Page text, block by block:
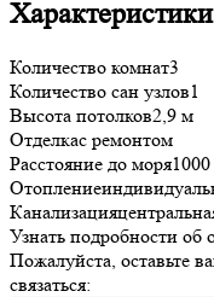
Количество комнат3
Количество сан узлов1
Высота потолков2,9 м
Отделкас ремонтом
Расстояние до моря
Отопление
Канализация
Узнать подробности об
Пожалуйста, оставьте
связаться: